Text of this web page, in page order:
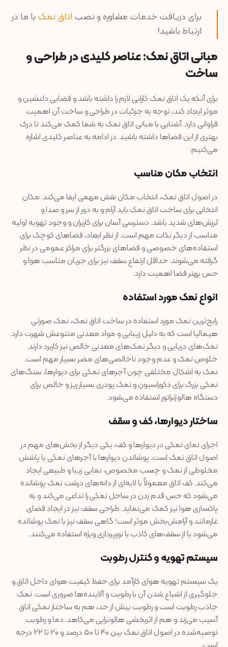
برای دریافت خدمات مشاوره و نصباتاق نمک با ما در
ارتباط باشید!
مبانی اتاق نمک: عناصر کلیدی در طراحی و
ساخت
برای آنکه یک اتاق نمک کارایی لازم را داشته باشد و فضایی دلنشین و
موثر ایجاد کند، توجه به جزئیات در طراحی و ساخت آن اهمیت
فراوانی دارد. آشنایی با مبانی اتاق نمک به شما کمک می‌کند تا درک
بهتری از این فضاها داشته باشید. در ادامه به عناصر کلیدی اشاره
می‌کنیم:
انتخاب مکان مناسب
در اصول اتاق نمک، انتخاب مکان نقش مهمی ایفا می‌کند. مکان
انتخابی برای ساخت اتاق نمک باید آرام و به دور از سر و صدا و
لرزش‌های شدید باشد. دسترسی آسان برای کاربران و وجود تهویه اولیه
مناسب از دیگر نکات مهم است. از نظر ابعاد، فضاهای کوچک برای
استفاده‌های خصوصی و فضاهای بزرگتر برای مراکز عمومی در نظر
گرفته می‌شوند. حداقل ارتفاع سقف نیز برای جریان مناسب هوا و
حس بهتر فضا اهمیت دارد.
انواع نمک مورد استفاده
رایج‌ترین نمک مورد استفاده در ساخت اتاق نمک، نمک صورتی
هیمالیا است که به دلیل زیبایی و مواد معدنی متنوعش شهرت دارد.
نمک‌های دریایی و دیگر نمک‌های معدنی خالص نیز کاربرد دارند.
خلوص نمک و عدم وجود ناخالصی‌های مضر بسیار مهم است.
نمک به اشکال مختلفی چون آجرهای نمکی برای دیوارها، سنگ‌های
نمکی بزرگ برای دکوراسیون و نمک پودری بسیار ریز و خالص برای
دستگاه هالوژنراتور استفاده می‌شود.
ساختار دیوارها، کف و سقف
اجرای نمای نمکی در دیوارها و کف، یکی دیگر از بخش‌های مهم در
اصول اتاق نمک است. پوشاندن دیوارها با آجرهای نمکی یا پاشش
مخلوطی از نمک و چسب مخصوص، نمایی زیبا و طبیعی ایجاد
می‌کند. کف اتاق معمولاً با لایه‌ای از دانه‌های درشت نمک پوشانده
می‌شود که حس قدم زدن در ساحل نمکی را تداعی می‌کند و به
پاکسازی هوا نیز کمک می‌نماید. طراحی سقف نیز در ایجاد فضای
غارمانند و آرامش‌بخش موثر است؛ گاهی سقف نیز با نمک پوشانده
می‌شود یا از سقف‌های کاذب با نورپردازی ویژه استفاده می‌کنند.
سیستم تهویه و کنترل رطوبت
یک سیستم تهویه هوای کارآمد برای حفظ کیفیت هوای داخل اتاق و
جلوگیری از اشباع شدن آن با رطوبت و آلاینده‌ها ضروری است. نمک
جاذب رطوبت است و رطوبت بیش از حد، هم به ساختار نمکی اتاق
آسیب می‌زند و هم از اثربخشی هالوتراپی می‌کاهد. دما و رطوبت
توصیه‌شده در اصول اتاق نمک بین ۴۰ تا ۵۰ درصد و ۲۰ تا ۲۲ درجه